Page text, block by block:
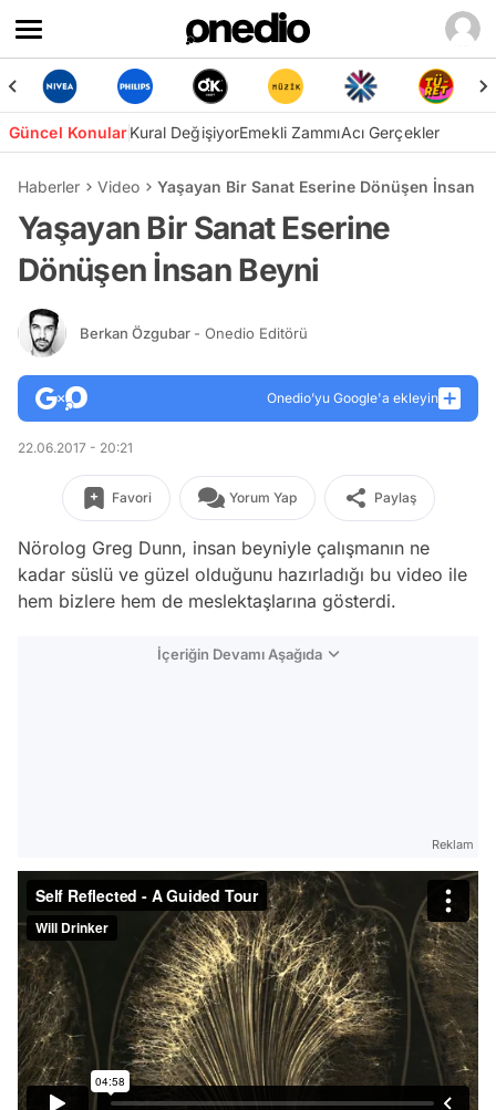
Güncel KonularKural DeğişiyorEmekli ZammıAcı Gerçekler
Haberler Video Yaşayan Bir Sanat Eserine Dönüşen İnsan
Yaşayan Bir Sanat Eserine
Dönüşen İnsan Beyni
Berkan Özgubar - Onedio Editörü
Onedio’yu Google'a ekleyin
22.06.2017 - 20:21
Favori Yorum Yap Paylaş
Nörolog Greg Dunn, insan beyniyle çalışmanın ne
kadar süslü ve güzel olduğunu hazırladığı bu video ile
hem bizlere hem de meslektaşlarına gösterdi.
İçeriğin Devamı Aşağıda
Reklam